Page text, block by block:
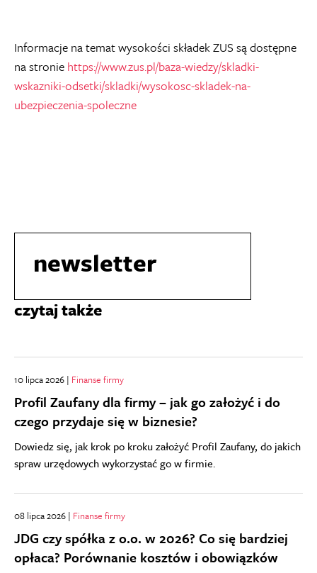
Informacje na temat wysokości składek ZUS są dostępne
na stronie https://www.zus.pl/baza-wiedzy/skladki-
wskazniki-odsetki/skladki/wysokosc-skladek-na-
ubezpieczenia-spoleczne
newsletter
czytaj także
10 lipca 2026 | Finanse firmy
Profil Zaufany dla firmy – jak go założyć i do
czego przydaje się w biznesie?
Dowiedz się, jak krok po kroku założyć Profil Zaufany, do jakich
spraw urzędowych wykorzystać go w firmie.
08 lipca 2026 | Finanse firmy
JDG czy spółka z o.o. w 2026? Co się bardziej
opłaca? Porównanie kosztów i obowiązków